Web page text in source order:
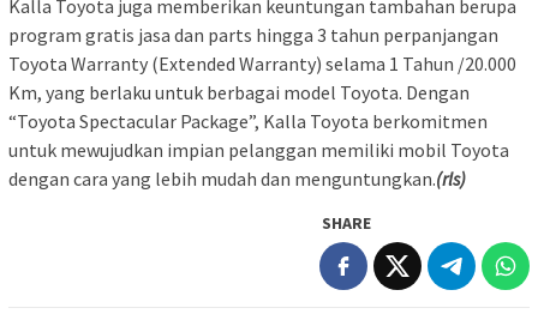
Kalla Toyota juga memberikan keuntungan tambahan berupa
program gratis jasa dan parts hingga 3 tahun perpanjangan
Toyota Warranty (Extended Warranty) selama 1 Tahun /20.000
Km, yang berlaku untuk berbagai model Toyota. Dengan
“Toyota Spectacular Package”, Kalla Toyota berkomitmen
untuk mewujudkan impian pelanggan memiliki mobil Toyota
dengan cara yang lebih mudah dan menguntungkan.(rls)
SHARE